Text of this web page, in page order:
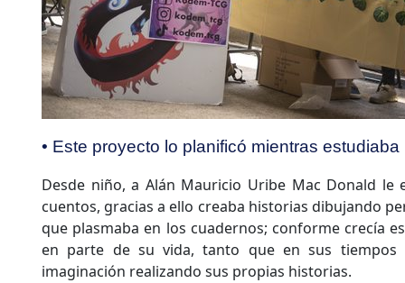
• Este proyecto lo planificó mientras
Desde niño, a Alán Mauricio Uribe Mac Donald le
cuentos, gracias a ello creaba historias dibujando
que plasmaba en los cuadernos; conforme crecía
en parte de su vida, tanto que en sus
imaginación realizando sus propias historias.